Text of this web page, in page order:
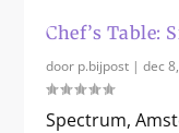
%
Chef’s Table:
door p.bijpost |dec
Spectrum,